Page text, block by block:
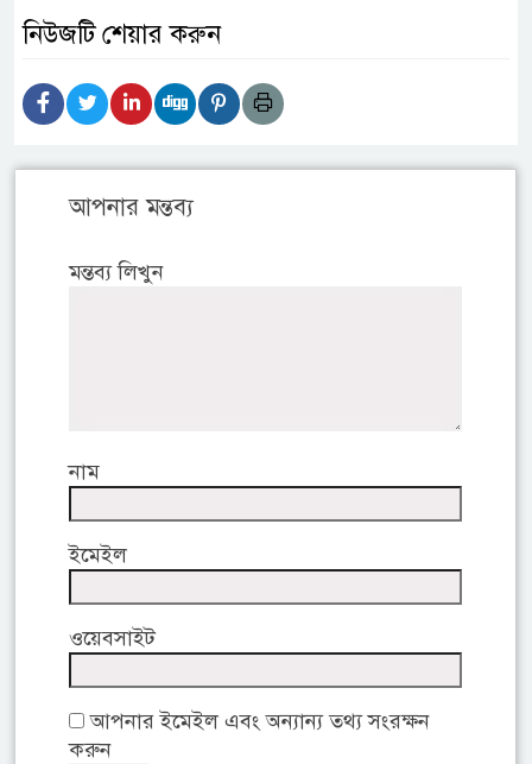
নিউজটি শেয়ার করুন
আপনার মন্তব্য
মন্তব্য লিখুন
নাম
ইমেইল
ওয়েবসাইট
আপনার ইমেইল এবং অন্যান্য তথ্য সংরক্ষন
করুন